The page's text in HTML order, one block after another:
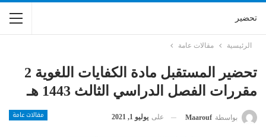
تحضير
الرئيسية مقالات عامة
تحضير المستقبل مادة الكفايات اللغوية 2
مقررات الفصل الدراسي الثالث 1443 هـ
مقالات عامة بواسطة Maarouf على يوليو 1, 2021